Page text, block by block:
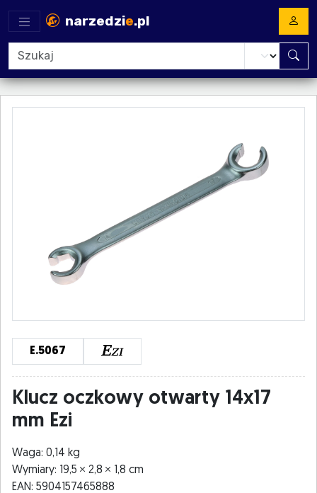
narzedzie.pl
E.5067
Klucz oczkowy otwarty 14x17
mm Ezi
Waga: 0,14 kg
Wymiary: 19,5
2,8
1,8 cm
EAN: 5904157465888